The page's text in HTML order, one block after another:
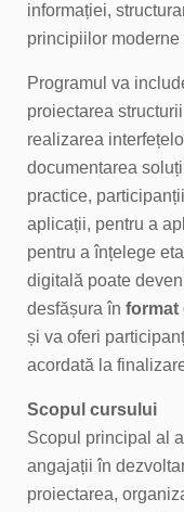
informației,
principiilor
Programul va
proiectarea
realizarea
documentarea
practice,
aplicații, pentru a
pentru a înțelege
digitală poate
desfășura înformat
și va oferi
acordată la
Scopul cursului
Scopul principal al
angajații în
proiectarea,